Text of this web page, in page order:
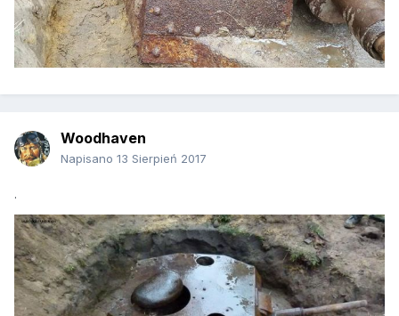
Woodhaven
Napisano 13 Sierpień 2017
.